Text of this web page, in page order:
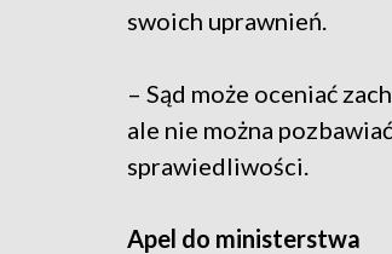
swoich uprawnień.
– Sąd może oceniać
ale nie można
sprawiedliwości.
Apel do ministerstwa